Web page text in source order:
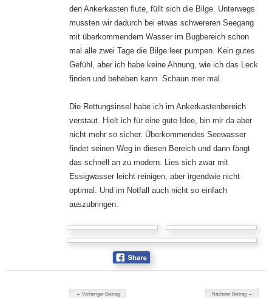
den Ankerkasten flute, füllt sich die Bilge. Unterwegs
mussten wir dadurch bei etwas schwereren Seegang
mit überkommendem Wasser im Bugbereich schon
mal alle zwei Tage die Bilge leer pumpen. Kein gutes
Gefühl, aber ich habe keine Ahnung, wie ich das Leck
finden und beheben kann. Schaun mer mal.
Die Rettungsinsel habe ich im Ankerkastenbereich
verstaut. Hielt ich für eine gute Idee, bin mir da aber
nicht mehr so sicher. Überkommendes Seewasser
findet seinen Weg in diesen Bereich und dann fängt
das schnell an zu modern. Lies sich zwar mit
Essigwasser leicht reinigen, aber irgendwie nicht
optimal. Und im Notfall auch nicht so einfach
auszubringen.
Beitragsnavigation
← Vorheriger Beitrag Nächster Beitrag →